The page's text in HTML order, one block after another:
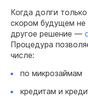
Когда долги
скором будущем не
другое решение —
Процедура
числе:
по микрозаймам
кредитам и